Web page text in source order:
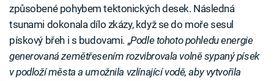
způsobené pohybem tektonických desek. Následná
tsunami dokonala dílo zkázy, když se do moře sesul
pískový břeh i s budovami. „Podle tohoto pohledu energie
generovaná zemětřesením rozvibrovala volně sypaný písek
v podloží města a umožnila vzlínající vodě, aby vytvořila